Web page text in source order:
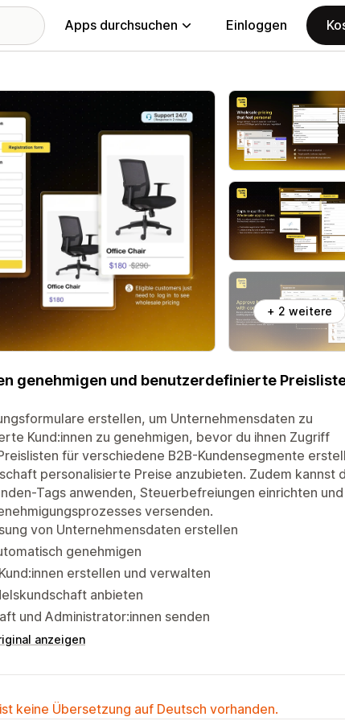
Apps durchsuchen Einloggen
+ 2 weitere
genehmigen und benutzerdefinierte
erstellen, um Unternehmensdaten zu
Kund:innen zu genehmigen, bevor du ihnen Zugriff
für verschiedene B2B-Kundensegmente
personalisierte Preise anzubieten. Zudem kannst
Tags anwenden, Steuerbefreiungen einrichten und
versenden.
von Unternehmensdaten erstellen
genehmigen
erstellen und verwalten
anbieten
und Administrator:innen senden
anzeigen
keine Übersetzung auf Deutsch vorhanden.